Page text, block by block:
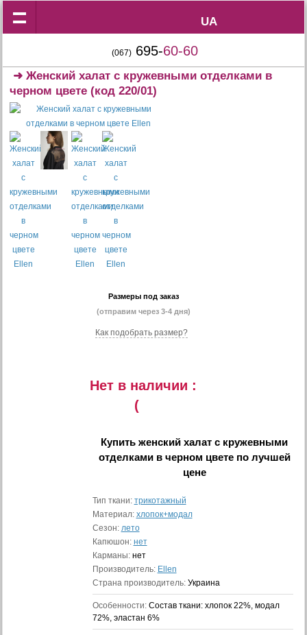
UA
UA
(067) 695-60-60
➜Женский халат с кружевными отделками в
черном цвете (код 220/01)
Размеры под заказ
(отправим через 3-4 дня)
Как подобрать размер?
Нет в наличии :
(
Купитьженский халат с кружевными
отделками в черном цветепо лучшей
цене
Тип ткани: трикотажный
Материал: хлопок+модал
Сезон: лето
Капюшон: нет
Карманы: нет
Производитель: Ellen
Страна производитель: Украина
Особенности: Состав ткани: хлопок 22%, модал
72%, эластан 6%